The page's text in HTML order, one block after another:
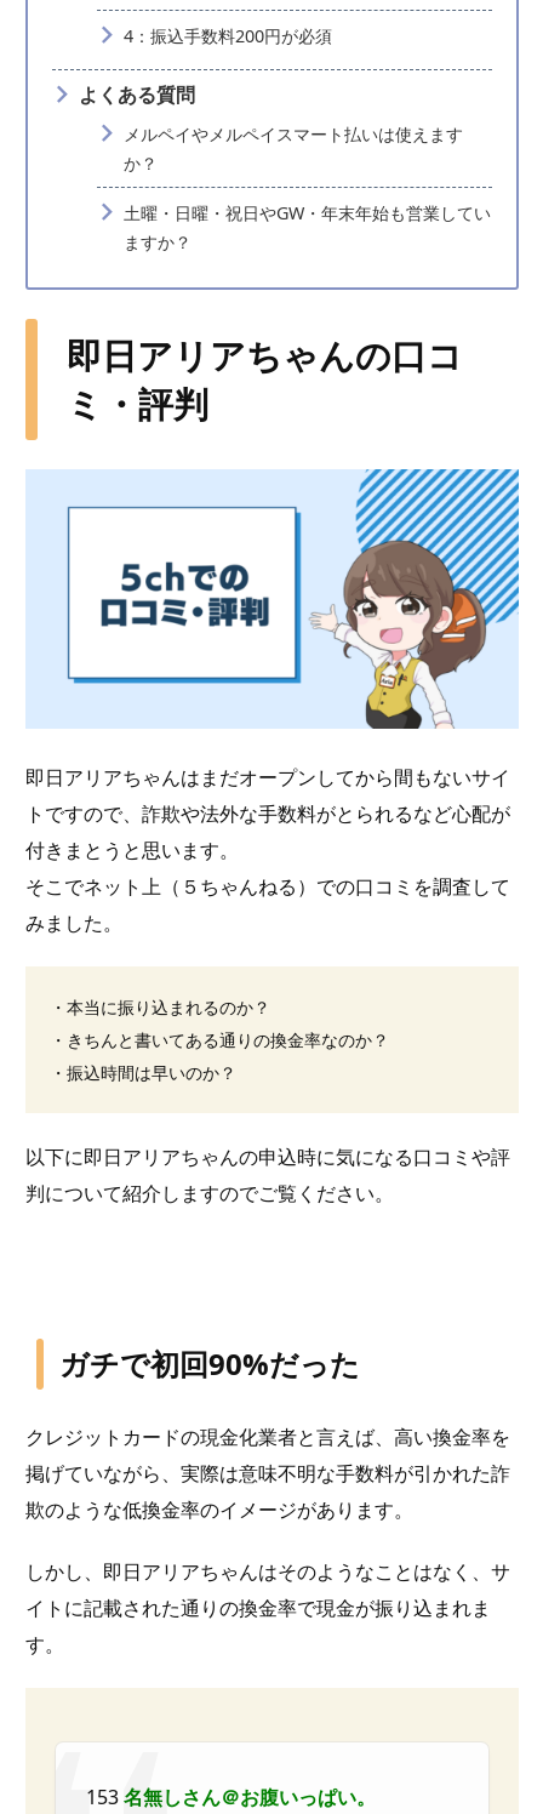
4：振込手数料200円が必須
よくある質問
メルペイやメルペイスマート払いは使えます
か？
土曜・日曜・祝日やGW・年末年始も営業してい
ますか？
即日アリアちゃんの口コ
ミ・評判
即日アリアちゃんはまだオープンしてから間もないサイ
トですので、詐欺や法外な手数料がとられるなど心配が
付きまとうと思います。
そこでネット上（５ちゃんねる）での口コミを調査して
みました。
・本当に振り込まれるのか？
・きちんと書いてある通りの換金率なのか？
・振込時間は早いのか？
以下に即日アリアちゃんの申込時に気になる口コミや評
判について紹介しますのでご覧ください。
ガチで初回90%だった
クレジットカードの現金化業者と言えば、高い換金率を
掲げていながら、実際は意味不明な手数料が引かれた詐
欺のような低換金率のイメージがあります。
しかし、即日アリアちゃんはそのようなことはなく、サ
イトに記載された通りの換金率で現金が振り込まれま
す。
153名無しさん＠お腹いっぱい。